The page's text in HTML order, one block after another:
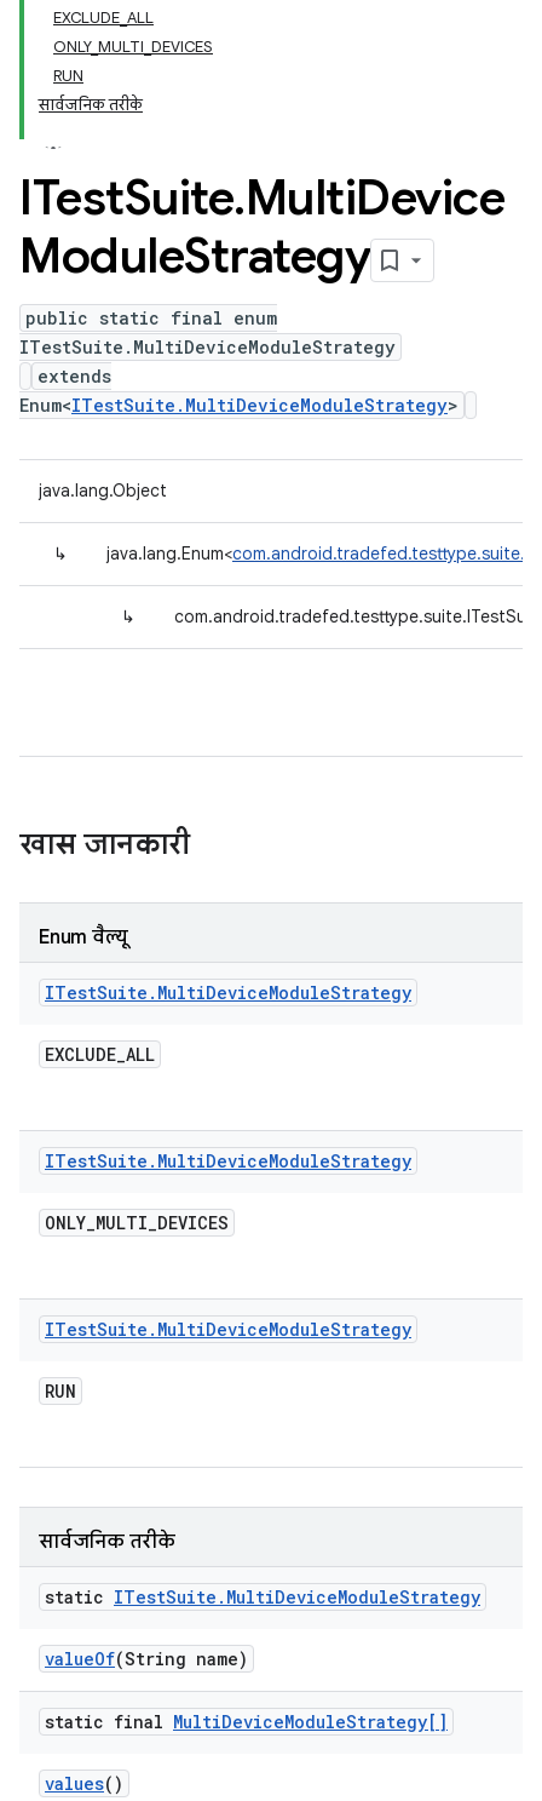
EXCLUDE_ALL
ONLY_MULTI_DEVICES
RUN
सार्वजनिक तरीके
ITestSuite.MultiDevice
ModuleStrategy
public static final enum
ITestSuite.MultiDeviceModuleStrategy
extends
Enum<ITestSuite.MultiDeviceModuleStrategy>
java.lang.Object
↳ java.lang.Enum<
↳
खास जानकारी
Enum वैल्यू
ITestSuite . MultiDeviceModuleStrategy
EXCLUDE_ALL
ITestSuite . MultiDeviceModuleStrategy
ONLY_MULTI_DEVICES
ITestSuite . MultiDeviceModuleStrategy
RUN
सार्वजनिक तरीके
static ITestSuite . MultiDeviceModuleStrategy
valueOf(String name)
static final MultiDeviceModuleStrategy[]
values()